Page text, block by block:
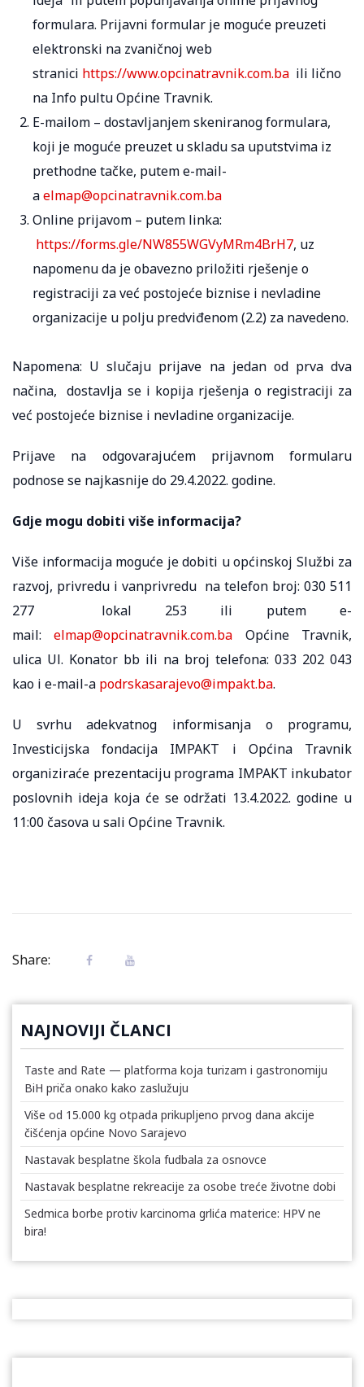
formulara. Prijavni formular je moguće preuzeti
elektronski na zvaničnoj web
stranici https://www.opcinatravnik.com.ba ili lično
na Info pultu Općine Travnik.
E-mailom – dostavljanjem skeniranog formulara,
koji je moguće preuzet u skladu sa uputstvima iz
prethodne tačke, putem e-mail-
aelmap@opcinatravnik.com.ba
Online prijavom – putem linka:
https://forms.gle/NW855WGVyMRm4BrH7, uz
napomenu da je obavezno priložiti rješenje o
registraciji za već postojeće biznise i nevladine
organizacije u polju predviđenom (2.2) za navedeno.
Napomena: U slučaju prijave na jedan od prva dva
načina, dostavlja se i kopija rješenja o registraciji za
već postojeće biznise i nevladine organizacije.
Prijave na odgovarajućem prijavnom formularu
podnose se najkasnije do 29.4.2022. godine.
Gdje mogu dobiti više informacija?
Više informacija moguće je dobiti u općinskoj Službi za
razvoj, privredu i vanprivredu na telefon broj: 030 511
277 lokal 253 ili putem e-
mail:elmap@opcinatravnik.com.ba Općine Travnik,
ulica Ul. Konator bb ili na broj telefona: 033 202 043
kao i e-mail-a podrskasarajevo@impakt.ba.
U svrhu adekvatnog informisanja o programu,
Investicijska fondacija IMPAKT i Općina Travnik
organiziraće prezentaciju programa IMPAKT inkubator
poslovnih ideja koja će se održati 13.4.2022. godine u
11:00 časova u sali Općine Travnik.
Share:
NAJNOVIJI ČLANCI
Taste and Rate — platforma koja turizam i gastronomiju
BiH priča onako kako zaslužuju
Više od 15.000 kg otpada prikupljeno prvog dana akcije
čišćenja općine Novo Sarajevo
Nastavak besplatne škola fudbala za osnovce
Nastavak besplatne rekreacije za osobe treće životne dobi
Sedmica borbe protiv karcinoma grlića materice: HPV ne
bira!